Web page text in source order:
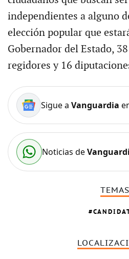
independientes a alguno
elección popular que
Gobernador del Estado,
regidores y 16
Sigue a Vanguardia
Noticias de
TEMAS